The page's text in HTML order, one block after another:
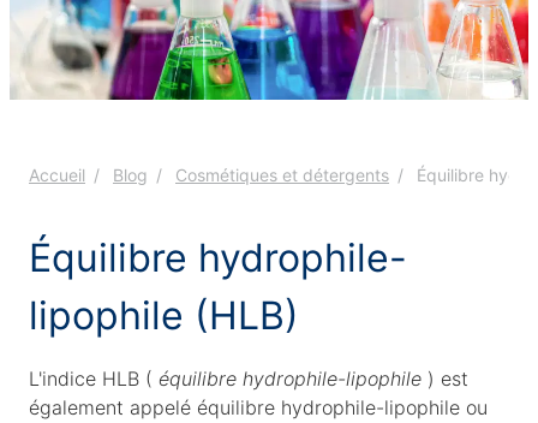
Accueil Blog Cosmétiques et détergents Équilibre
Équilibre hydrophile-
lipophile (HLB)
L'indice HLB ( équilibre hydrophile-lipophile ) est
également appelé équilibre hydrophile-lipophile ou